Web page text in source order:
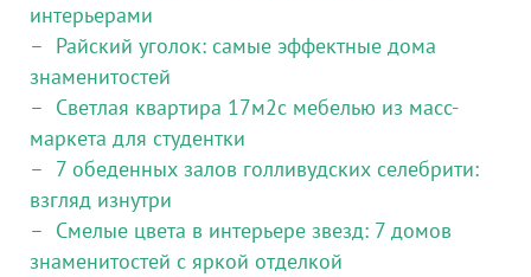
интерьерами
Райский уголок: самые эффектные дома
знаменитостей
Светлая квартира 17м2с мебелью из масс-
маркета для студентки
7 обеденных залов голливудских селебрити:
взгляд изнутри
Смелые цвета в интерьере звезд: 7 домов
знаменитостей с яркой отделкой